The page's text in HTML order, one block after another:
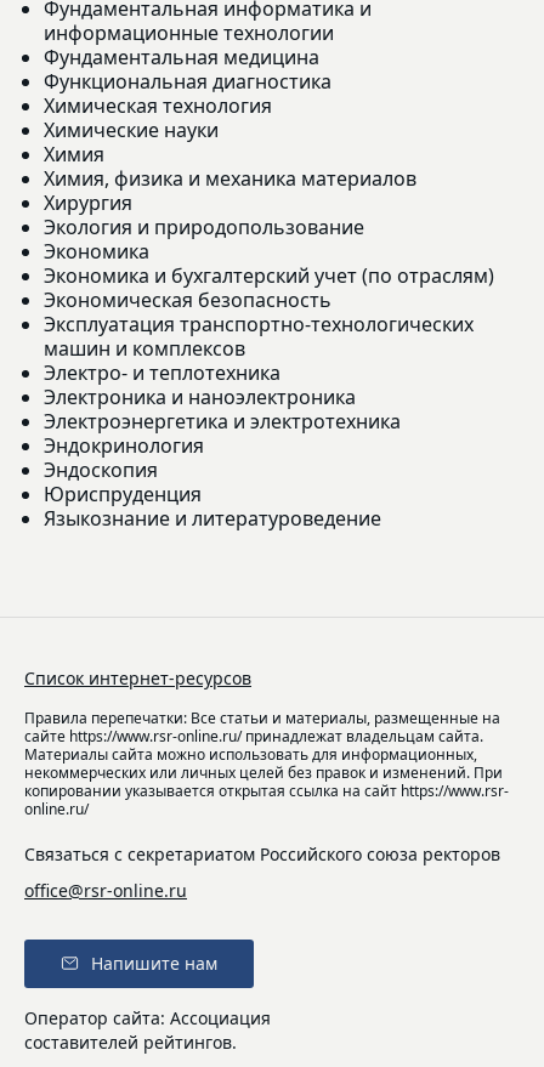
Фундаментальная информатика и
информационные технологии
Фундаментальная медицина
Функциональная диагностика
Химическая технология
Химические науки
Химия
Химия, физика и механика материалов
Хирургия
Экология и природопользование
Экономика
Экономика и бухгалтерский учет (по отраслям)
Экономическая безопасность
Эксплуатация транспортно-технологических
машин и комплексов
Электро- и теплотехника
Электроника и наноэлектроника
Электроэнергетика и электротехника
Эндокринология
Эндоскопия
Юриспруденция
Языкознание и литературоведение
Список интернет-ресурсов
Правила перепечатки: Все статьи и материалы, размещенные на
сайте https://www.rsr-online.ru/ принадлежат владельцам сайта.
Материалы сайта можно использовать для информационных,
некоммерческих или личных целей без правок и изменений. При
копировании указывается открытая ссылка на сайт https://www.rsr-
online.ru/
Связаться с секретариатом Российского союза ректоров
office@rsr-online.ru
Напишите нам
Оператор сайта: Ассоциация
составителей рейтингов.